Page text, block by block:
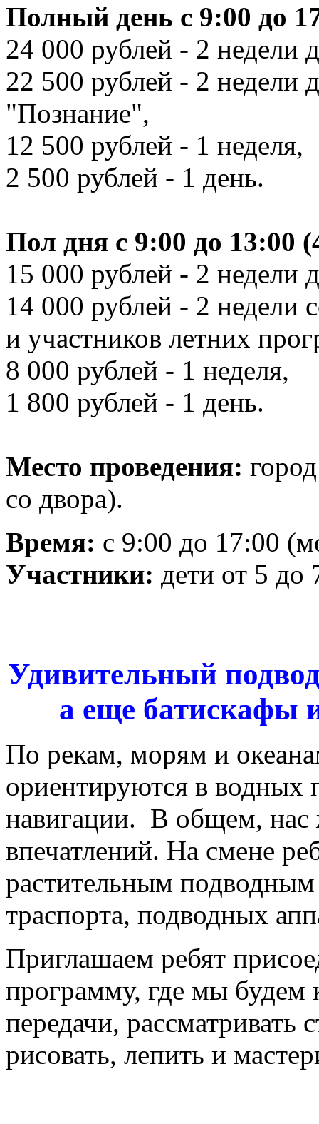
Полный день с 9:00 до
24 000 рублей - 2 недели
22 500 рублей - 2 недели
"Познание",
12 500 рублей - 1 неделя,
2 500 рублей - 1 день.
Пол дня с 9:00 до 13:00
15 000 рублей - 2 недели
14 000 рублей - 2 недели
и участников летних
8 000 рублей - 1 неделя,
1 800 рублей - 1 день.
Место проведения:
со двора).
Время: с 9:00 до 17:00
Участники: дети от 5 до
Удивительный
а еще батискафы
По рекам, морям и
ориентируются в водных
навигации. В общем, нас
впечатлений. На смене
растительным
траспорта, подводных
Приглашаем ребят
программу, где мы будем
передачи, рассматривать
рисовать, лепить и